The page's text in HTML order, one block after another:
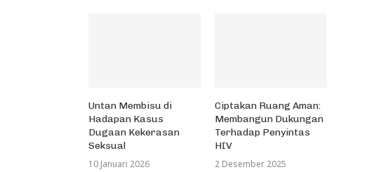
Untan Membisu di
Hadapan Kasus
Dugaan Kekerasan
Seksual
10 Januari 2026
Ciptakan Ruang Aman:
Membangun Dukungan
Terhadap Penyintas
HIV
2 Desember 2025